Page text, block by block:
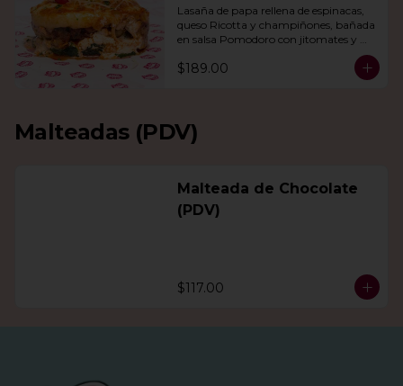
día
Lasaña de papa rellena de espinacas,
queso Ricotta y champiñones, bañada
en salsa Pomodoro con jitomates y
queso gratinado. Incluye una agua del
día.
$189.00
Malteadas (PDV)
Malteada de Chocolate
(PDV)
$117.00